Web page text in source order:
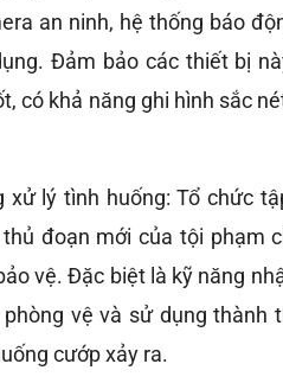
an ninh, hệ thống báo
Đảm bảo các thiết bị
có khả năng ghi hình sắc
xử lý tình huống: Tổ chức
đoạn mới của tội phạm
vệ. Đặc biệt là kỹ năng
vệ và sử dụng thành
cướp xảy ra.